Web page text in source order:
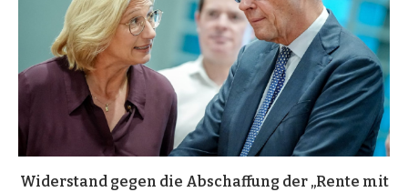
Widerstand gegen die Abschaffung der „Rente mit